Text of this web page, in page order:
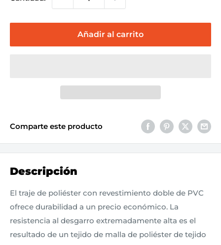
Añadir al carrito
Comparte este producto
Descripción
El traje de poliéster con revestimiento doble de PVC
ofrece durabilidad a un precio económico. La
resistencia al desgarro extremadamente alta es el
resultado de un tejido de malla de poliéster de tejido